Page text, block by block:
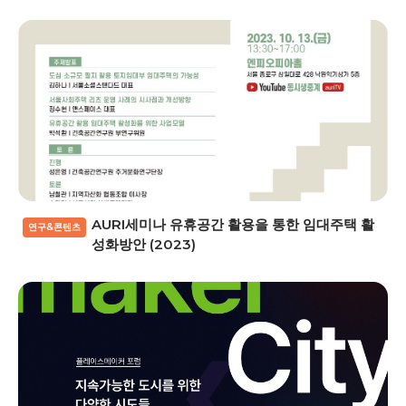
연구&콘텐츠
AURI세미나 유휴공간 활용을 통한 임대주택 활
성화방안 (2023)